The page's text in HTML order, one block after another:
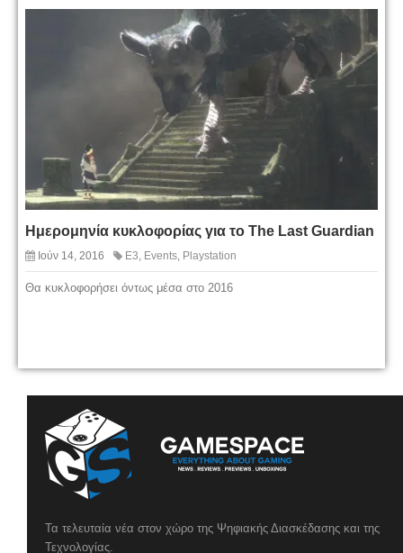
Ημερομηνία κυκλοφορίας για το The Last Guardian
Ιούν 14, 2016 E3, Events, Playstation
Θα κυκλοφορήσει όντως μέσα στο 2016
Τα τελευταία νέα στον χώρο της Ψηφιακής Διασκέδασης και της
Τεχνολογίας.